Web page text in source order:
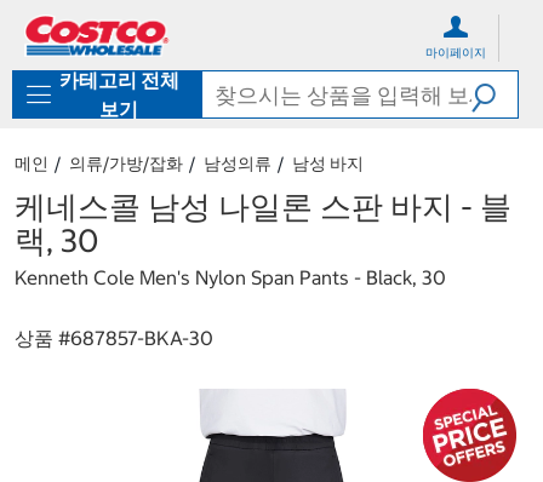
로
기
가
마이페이지
카테고리 전체
보기
메인 의류/가방/잡화 남성의류 남성 바지
케네스콜 남성 나일론 스판 바지 - 블
랙, 30
Kenneth Cole Men's Nylon Span Pants - Black, 30
상품 #687857-BKA-30